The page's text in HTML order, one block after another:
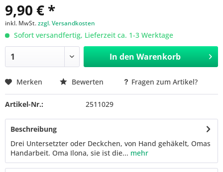
9,90 € *
inkl. MwSt.zzgl. Versandkosten
Sofort versandfertig, Lieferzeit ca. 1-3 Werktage
In den Warenkorb
Merken Bewerten Fragen zum Artikel?
Artikel-Nr.: 2511029
Beschreibung
Drei Untersetzter oder Deckchen, von Hand gehäkelt, Omas
Handarbeit. Oma Ilona, sie ist die... mehr